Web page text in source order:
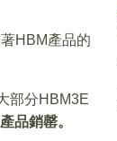
HBM產品的
部分HBM3E
品銷罄。